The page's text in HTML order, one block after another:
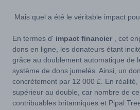
Mais quel a été le véritable impact
En termes d' impact financier , cet
dons en ligne, les donateurs étant
grâce au doublement automatique de
système de dons jumelés. Ainsi, un
concrètement par 12 000 £. En
supérieur au double, car nombre de
contribuables britanniques et Pipal